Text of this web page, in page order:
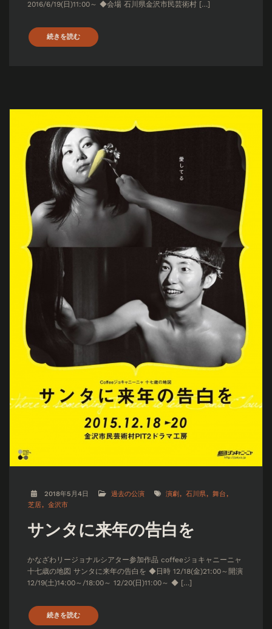
2016/6/19(日)11:00～ ◆会場 石川県金沢市民芸術村 […]
続きを読む
2018年5月4日 過去の公演 演劇 石川県
舞台
芝居
金沢市
サンタに来年の告白を
かなざわリージョナルシアター参加作品 coffeeジョキャニーニャ
十七歳の地図 サンタに来年の告白を ◆日時 12/18(金)21:00～開演
12/19(土)14:00～/18:00～ 12/20(日)11:00～ ◆ […]
続きを読む